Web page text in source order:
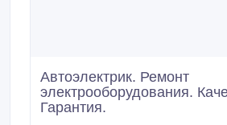
Автоэлектрик. Ремонт
электрооборудования.
Гарантия.